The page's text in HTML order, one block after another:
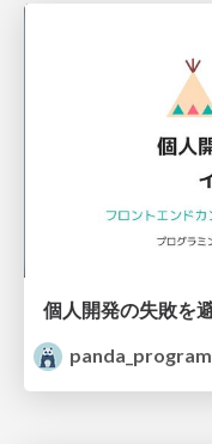
panda_program